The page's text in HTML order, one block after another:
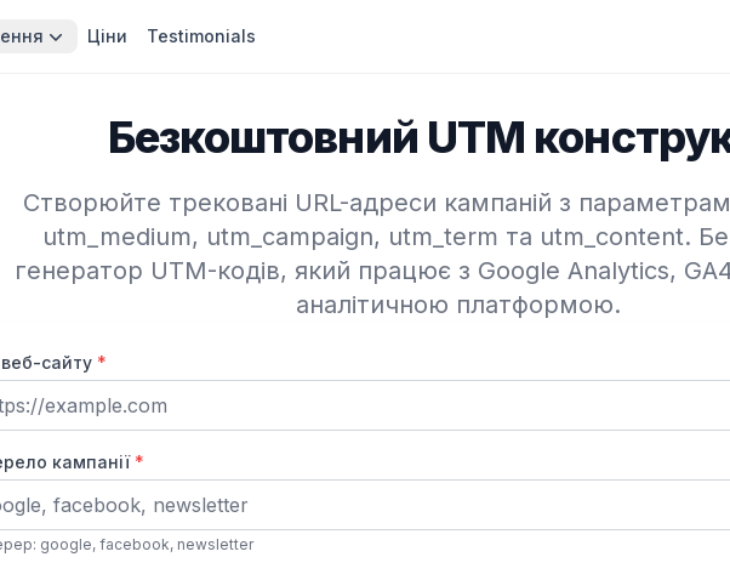
Ціни Testimonials
Безкоштовний UTM
Створюйте трековані URL-адреси кампаній з
utm_medium, utm_campaign, utm_term та utm_content.
генератор UTM-кодів, який працює з Google Analytics,
аналітичною платформою.
веб-сайту *
кампанії *
google, facebook, newsletter